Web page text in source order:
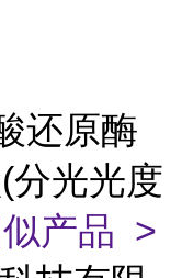
还原酶
分光光度
产品 >